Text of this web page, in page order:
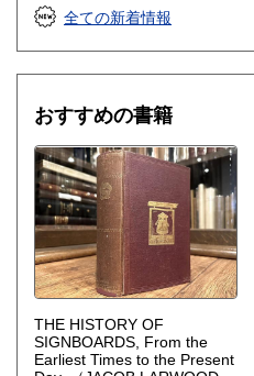
取り扱い分野
全ての新着情報
おすすめの書籍
THE HISTORY OF
SIGNBOARDS, From the
Earliest Times to the Present